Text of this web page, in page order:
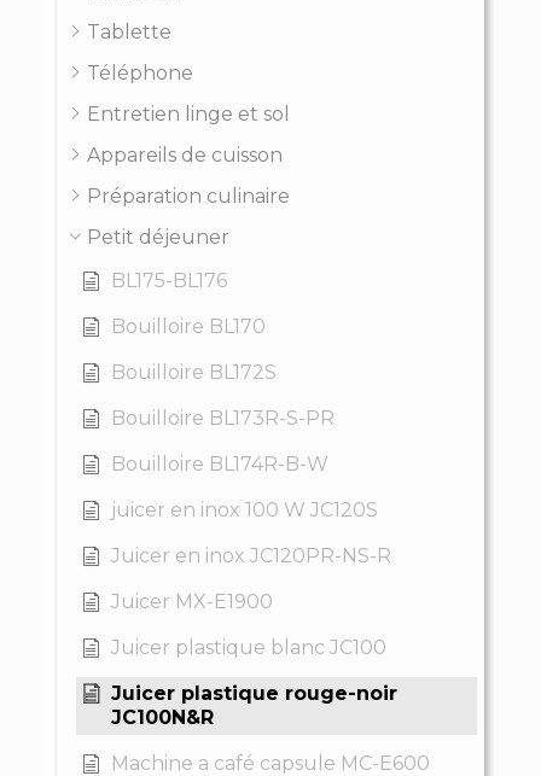
Tablette
Téléphone
Entretien linge et sol
Appareils de cuisson
Préparation culinaire
Petit déjeuner
BL175-BL176
Bouilloire BL170
Bouilloire BL172S
Bouilloire BL173R-S-PR
Bouilloire BL174R-B-W
juicer en inox 100 W JC120S
Juicer en inox JC120PR-NS-R
Juicer MX-E1900
Juicer plastique blanc JC100
Juicer plastique rouge-noir
JC100N&R
Machine a café capsule MC-E600